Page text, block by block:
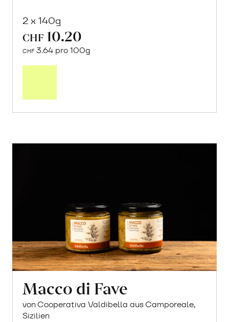
2 x 140g
CHF 10.20
CHF 3.64 pro 100g
Macco di Fave
von Cooperativa Valdibella aus Camporeale,
Sizilien